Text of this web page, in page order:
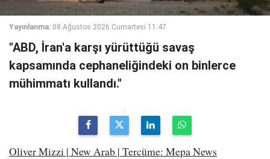
Yayınlanma: 08 Ağustos 2026 Cumartesi 11:47
"ABD, İran'a karşı yürüttüğü savaş
kapsamında cephaneliğindeki on binlerce
mühimmatı kullandı."
Oliver Mizzi | New Arab | Tercüme: Mepa News